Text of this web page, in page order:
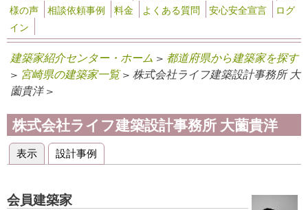
様の声
相談依頼事例 料金 よくある質問 安心安全宣言
ログ
イン
建築家紹介センター・ホーム > 都道府県から建築家を探す
> 宮崎県の建築家一覧> 株式会社ライフ建築設計事務所 大
薗貴洋 >
株式会社ライフ建築設計事務所 大薗貴洋
プライマリータブ
表示 (アクティブなタブ)
設計事例
会員建築家